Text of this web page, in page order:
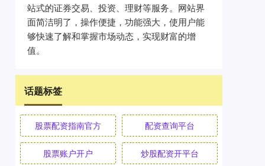
站式的证券交易、投资、理财等服务。网站界
面简洁明了，操作便捷，功能强大，使用户能
够快速了解和掌握市场动态，实现财富的增
值。
话题标签
股票配资指南官方 配资查询平台
股票账户开户 炒股配资开平台